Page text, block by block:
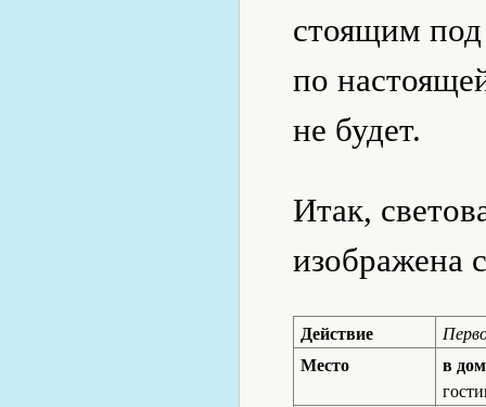
стоящим
по
не будет.
Итак,
изображена
Действие
Место
в